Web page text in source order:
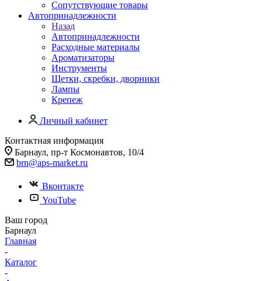
Сопутствующие товары
Автопринадлежности
Назад
Автопринадлежности
Расходные материалы
Ароматизаторы
Инструменты
Щетки, скребки, дворники
Лампы
Крепеж
Личный кабинет
Контактная информация
Барнаул, пр-т Космонавтов, 10/4
brn@aps-market.ru
Вконтакте
YouTube
Ваш город
Барнаул
Главная
-
Каталог
-